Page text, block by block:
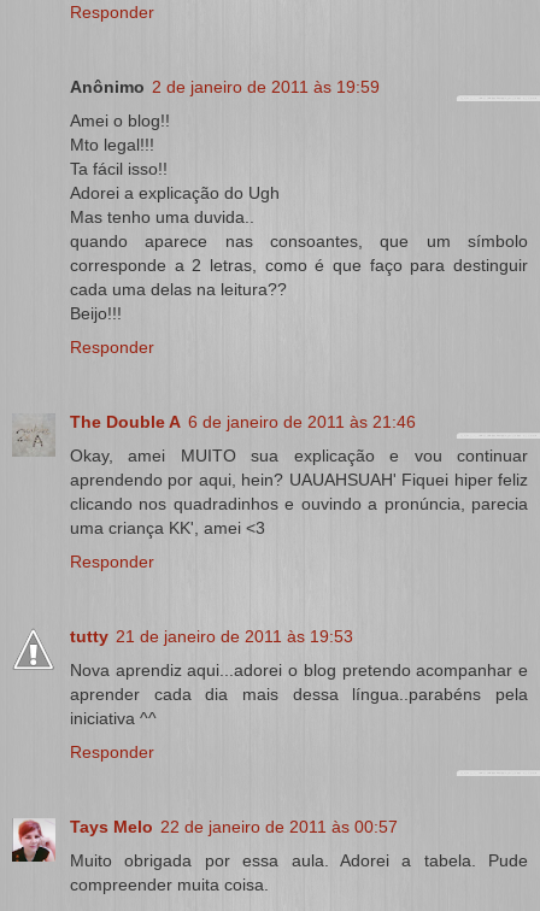
Responder
Anônimo 2 de janeiro de 2011 às 19:59
Amei o blog!!
Mto legal!!!
Ta fácil isso!!
Adorei a explicação do Ugh
Mas tenho uma duvida..
quando aparece nas consoantes, que um símbolo
corresponde a 2 letras, como é que faço para destinguir
cada uma delas na leitura??
Beijo!!!
Responder
The Double A 6 de janeiro de 2011 às 21:46
Okay, amei MUITO sua explicação e vou continuar
aprendendo por aqui, hein? UAUAHSUAH' Fiquei hiper feliz
clicando nos quadradinhos e ouvindo a pronúncia, parecia
uma criança KK', amei <3
Responder
tutty 21 de janeiro de 2011 às 19:53
Nova aprendiz aqui...adorei o blog pretendo acompanhar e
aprender cada dia mais dessa língua..parabéns pela
iniciativa ^^
Responder
Tays Melo 22 de janeiro de 2011 às 00:57
Muito obrigada por essa aula. Adorei a tabela. Pude
compreender muita coisa.